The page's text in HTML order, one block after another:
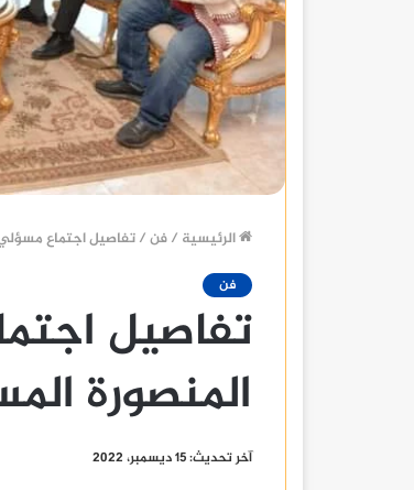
الرئيسية /فن/تفاصيل اجتماع
فن
تفاصيل
المنصورة
آخر تحديث: 15 ديسمبر، 2022